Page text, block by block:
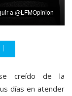
creído de la
días en atender